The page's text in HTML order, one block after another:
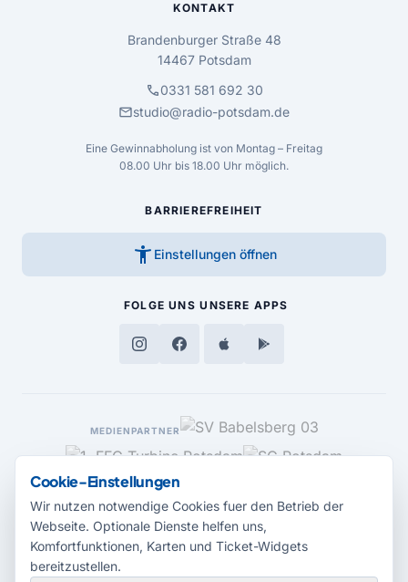
KONTAKT
Brandenburger Straße 48
14467 Potsdam
call0331 581 692 30
mailstudio@radio-potsdam.de
Eine Gewinnabholung ist von Montag – Freitag
08.00 Uhr bis 18.00 Uhr möglich.
BARRIEREFREIHEIT
accessibility_new Einstellungen öffnen
FOLGE UNS UNSERE APPS
MEDIENPARTNER
Cookie-Einstellungen
Wir nutzen notwendige Cookies fuer den Betrieb der
Webseite. Optionale Dienste helfen uns,
Komfortfunktionen, Karten und Ticket-Widgets
bereitzustellen.